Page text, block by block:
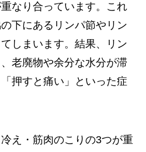
なり合っています。これ
下にあるリンパ節やリン
しまいます。結果、リン
老廃物や余分な水分が滞
押すと痛い」といった症
え・筋肉のこりの3つが重